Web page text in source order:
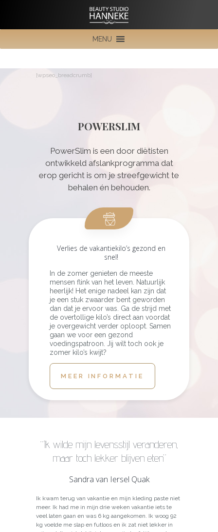
MENU
[wpseo_breadcrumb]
POWERSLIM
PowerSlim is een door diëtisten
ontwikkeld afslankprogramma dat
erop gericht is om je streefgewicht te
behalen én behouden.
Verlies de vakantiekilo’s gezond en
snel!
In de zomer genieten de meeste
mensen flink van het leven. Natuurlijk
heerlijk! Het enige nadeel kan zijn dat
je een stuk zwaarder bent geworden
dan dat je ervoor was. Ga de strijd met
de overtollige kilo’s direct aan voordat
je overgewicht verder oploopt. Samen
gaan we voor een gezond
voedingspatroon. Jij wilt toch ook je
zomer kilo’s kwijt?
MEER INFORMATIE
“Ik wilde mijn levensstijl veranderen,
maar toch lekker blijven eten”
Sandra van Iersel Quak
Ik kwam terug van vakantie en mijn kleding paste niet
meer. Ik had me in mijn drie weken vakantie iets te
veel laten gaan en was 6 kg aangekomen. Ik woog 92
kg voelde me slap en futloos en ik zat niet lekker in